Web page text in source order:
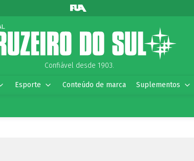
Confiável desde 1903.
Esporte Conteúdo de marca Suplementos